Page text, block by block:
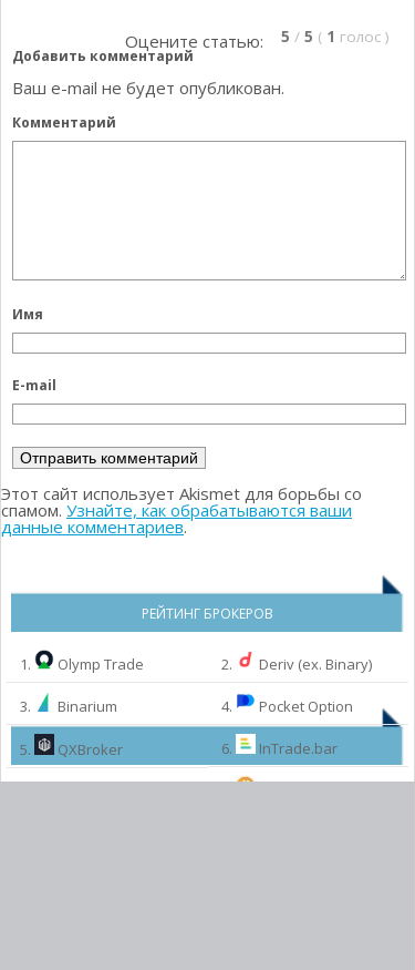
Оцените статью: 5 / 5 ( 1 голос )
Добавить комментарий
Ваш e-mail не будет опубликован.
Комментарий
Имя
E-mail
Этот сайт использует Akismet для борьбы со
спамом. Узнайте, как обрабатываются ваши
данные комментариев.
РЕЙТИНГ БРОКЕРОВ
1. Olymp Trade 2. Deriv (ex. Binary)
3. Binarium 4. Pocket Option
5. QXBroker 6. InTrade.bar